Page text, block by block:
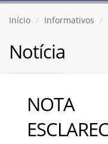
Início Informativos
Notícia